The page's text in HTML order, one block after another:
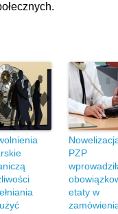
PZP
etaty w